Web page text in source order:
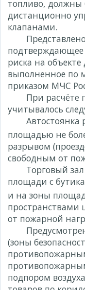
топливо, должны
дистанционно
клапанами.
подтверждающее
риска на
выполненное по
приказом МЧС
При расчёте
учитывалось
Автостоянка
площадью не
разрывом
свободным от
Торговый
площади с
и на зоны
от пожарной
(зоны
подпором